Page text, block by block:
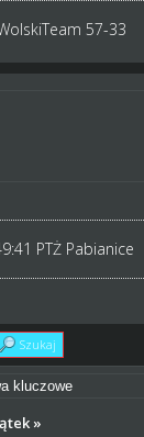
57-33
PTŻ Pabianice
Szukaj
»